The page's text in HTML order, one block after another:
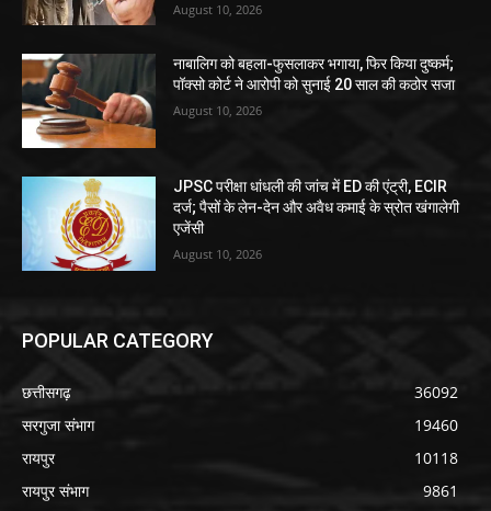
August 10, 2026
नाबालिग को बहला-फुसलाकर भगाया, फिर किया दुष्कर्म;
पॉक्सो कोर्ट ने आरोपी को सुनाई 20 साल की कठोर सजा
August 10, 2026
JPSC परीक्षा धांधली की जांच में ED की एंट्री, ECIR
दर्ज; पैसों के लेन-देन और अवैध कमाई के स्रोत खंगालेगी
एजेंसी
August 10, 2026
POPULAR CATEGORY
छत्तीसगढ़
36092
सरगुजा संभाग
19460
रायपुर
10118
रायपुर संभाग
9861